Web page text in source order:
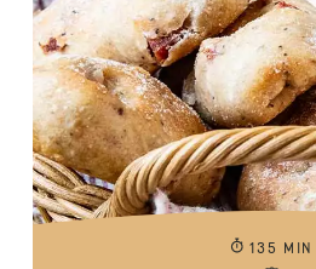
135 MIN